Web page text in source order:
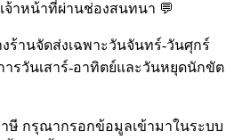
จ้าหน้าที่ผ่านช่องสนทนา 💬
งร้านจัดส่งเฉพาะวันจันทร์-วันศุกร์
ารวันเสาร์-อาทิตย์และวันหยุดนักขัต
ษี กรุณากรอกข้อมูลเข้ามาในระบบ